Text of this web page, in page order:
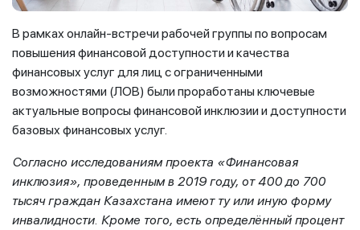
В рамках онлайн-встречи рабочей группы по вопросам
повышения финансовой доступности и качества
финансовых услуг для лиц с ограниченными
возможностями (ЛОВ) были проработаны ключевые
актуальные вопросы финансовой инклюзии и доступности
базовых финансовых услуг.
Согласно исследованиям проекта «Финансовая
инклюзия», проведенным в 2019 году, от 400 до 700
тысяч граждан Казахстана имеют ту или иную форму
инвалидности. Кроме того, есть определённый процент